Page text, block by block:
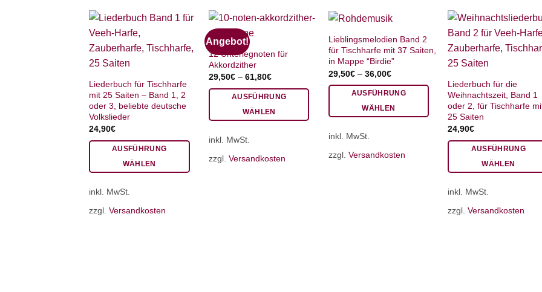
Liederbuch für Tischharfe
mit 25 Saiten – Band 1, 2
oder 3, beliebte deutsche
Volkslieder
24,90€
AUSFÜHRUNG
WÄHLEN
Produkt
weist
inkl. MwSt.
zzgl. Versandkosten
Angebot!
12 Unterlegnoten für
Akkordzither
29,50€– 61,80€
AUSFÜHRUNG
WÄHLEN
Produkt
weist
inkl. MwSt.
zzgl. Versandkosten
Lieblingsmelodien Band 2
für Tischharfe mit 37 Saiten,
in Mappe “Birdie”
29,50€– 36,00€
AUSFÜHRUNG
WÄHLEN
Produkt
weist
inkl. MwSt.
zzgl. Versandkosten
Liederbuch für die
Weihnachtszeit, Band 1
oder 2, für Tischharfe
25 Saiten
24,90€
AUSFÜHRUNG
WÄHLEN
Produkt
weist
inkl. MwSt.
zzgl.Versandkosten